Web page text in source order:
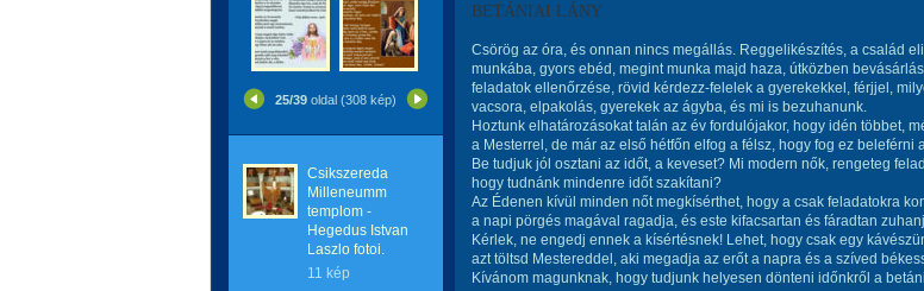
25/39 oldal (308 kép)
Csikszereda
Milleneumm
templom -
Hegedus Istvan
Laszlo fotoi.
11 kép
BETÁNIAI LÁNY
Csörög az óra, és onnan nincs megállás. Reggelikészítés, a család
munkába, gyors ebéd, megint munka majd haza, útközben
feladatok ellenőrzése, rövid kérdezz-felelek a gyerekekkel, férjjel,
vacsora, elpakolás, gyerekek az ágyba, és mi is bezuhanunk.
Hoztunk elhatározásokat talán az év fordulójakor, hogy idén többet,
a Mesterrel, de már az első hétfőn elfog a félsz, hogy fog ez beleférni
Be tudjuk jól osztani az időt, a keveset? Mi modern nők, rengeteg
hogy tudnánk mindenre időt szakítani?
Az Édenen kívül minden nőt megkísérthet, hogy a csak feladatokra
a napi pörgés magával ragadja, és este kifacsartan és fáradtan
Kérlek, ne engedj ennek a kísértésnek! Lehet, hogy csak egy
azt töltsd Mestereddel, aki megadja az erőt a napra és a szíved
Kívánom magunknak, hogy tudjunk helyesen dönteni időnkről a